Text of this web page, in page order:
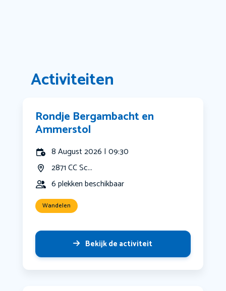
Activiteiten
Rondje Bergambacht en
Ammerstol
8 August 2026 | 09:30
2871 CC Sc...
6 plekken beschikbaar
Wandelen
Bekijk de activiteit